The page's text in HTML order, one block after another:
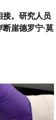
。研究人员
崖德罗宁·莫